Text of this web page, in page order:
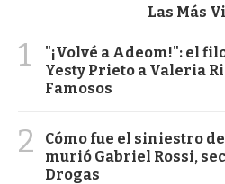
Las Más
1
"¡Volvé a Adeom!": el
Yesty Prieto a Valeria
Famosos
2
Cómo fue el siniestro
murió Gabriel Rossi,
Drogas